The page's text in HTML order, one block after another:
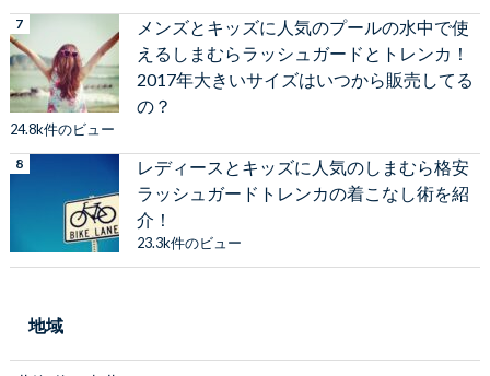
メンズとキッズに人気のプールの水中で使
えるしまむらラッシュガードとトレンカ！
2017年大きいサイズはいつから販売してる
の？
24.8k件のビュー
レディースとキッズに人気のしまむら格安
ラッシュガードトレンカの着こなし術を紹
介！
23.3k件のビュー
地域